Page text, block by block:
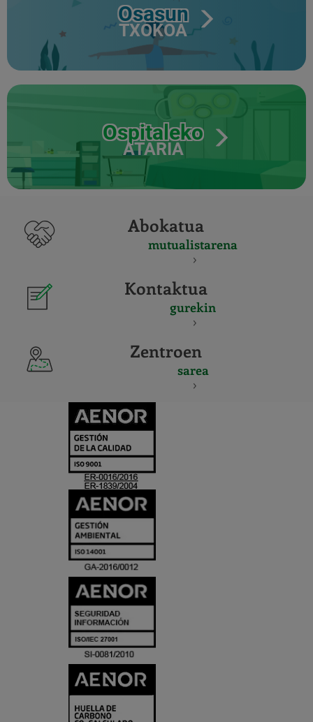
Osasun
TXOKOA
Ospitaleko
ATARIA
Abokatua
mutualistarena
Kontaktua
gurekin
Zentroen
sarea